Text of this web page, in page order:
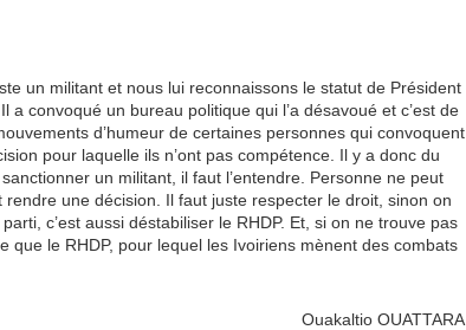
un militant et nous lui reconnaissons le statut de Président
convoqué un bureau politique qui l’a désavoué et c’est de
d’humeur de certaines personnes qui convoquent
pour laquelle ils n’ont pas compétence. Il y a donc du
un militant, il faut l’entendre. Personne ne peut
une décision. Il faut juste respecter le droit, sinon on
c’est aussi déstabiliser le RHDP. Et, si on ne trouve pas
le RHDP, pour lequel les Ivoiriens mènent des combats
Ouakaltio OUATTARA